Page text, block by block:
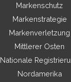
Markenschutz
Markenstrategie
Markenverletzung
Mittlerer Osten
Nationale
Nordamerika